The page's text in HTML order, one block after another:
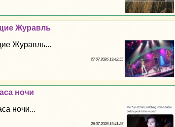
Журавль
Журавль...
27 07 2026 19:42:55
ночи
ночи...
26 07 2026 19:41:25